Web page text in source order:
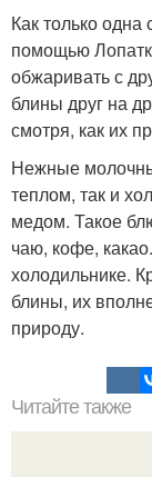
Как только
помощью
обжаривать с
блины друг на
смотря, как их
Нежные
теплом, так и
медом. Такое
чаю, кофе,
холодильнике.
блины, их
природу.
Читайте также